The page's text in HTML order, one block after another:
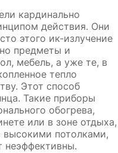
кардинально
действия. Они
этого ик-излучение
предметы и
мебель, а уже те, в
тепло
Этот способ
Такие приборы
обогрева,
или в зоне отдыха,
потолками,
неэффективны.